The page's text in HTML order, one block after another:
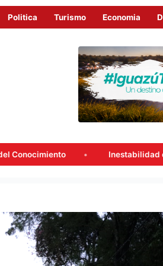
Politica Turismo Economia
Inestabilidad en la ciudad: Consultá el